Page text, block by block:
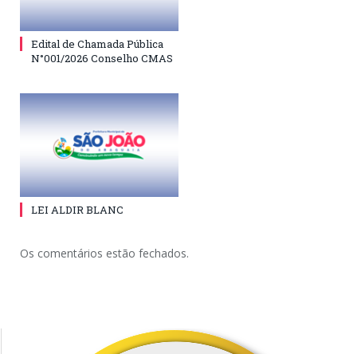
Edital de Chamada Pública
N°001/2026 Conselho CMAS
LEI ALDIR BLANC
Os comentários estão fechados.